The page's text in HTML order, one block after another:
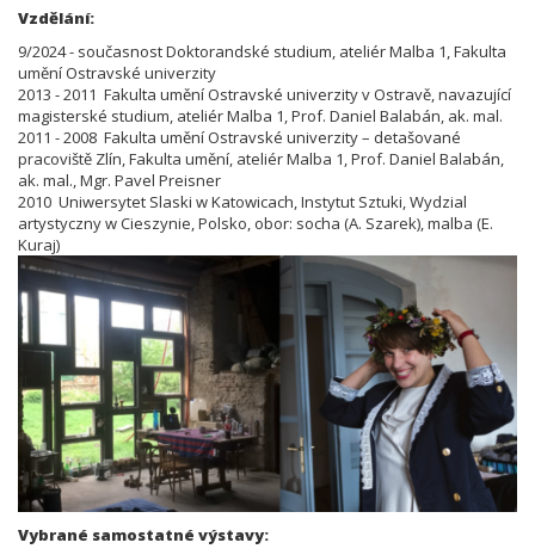
Vzdělání:
9/2024 - současnost Doktorandské studium, ateliér Malba 1, Fakulta
umění Ostravské univerzity
2013 - 2011 Fakulta umění Ostravské univerzity v Ostravě, navazující
magisterské studium, ateliér Malba 1, Prof. Daniel Balabán, ak. mal.
2011 - 2008 Fakulta umění Ostravské univerzity – detašované
pracoviště Zlín, Fakulta umění, ateliér Malba 1, Prof. Daniel Balabán,
ak. mal., Mgr. Pavel Preisner
2010 Uniwersytet Slaski w Katowicach, Instytut Sztuki, Wydzial
artystyczny w Cieszynie, Polsko, obor: socha (A. Szarek), malba (E.
Kuraj)
Vybrané samostatné výstavy: